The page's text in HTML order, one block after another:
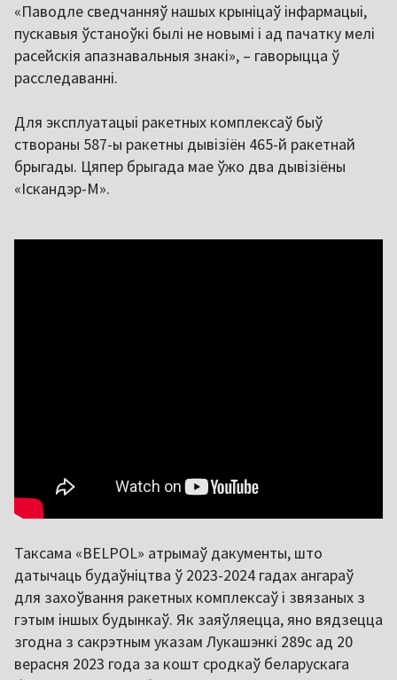
«Паводле сведчанняў нашых крыніцаў інфармацыі,
пускавыя ўстаноўкі былі не новымі і ад пачатку мелі
расейскія апазнавальныя знакі», – гаворыцца ў
расследаванні.
Для эксплуатацыі ракетных комплексаў быў
створаны 587-ы ракетны дывізіён 465-й ракетнай
брыгады. Цяпер брыгада мае ўжо два дывізіёны
«Іскандэр-М».
Таксама «BELPOL» атрымаў дакументы, што
датычаць будаўніцтва ў 2023-2024 гадах ангараў
для захоўвання ракетных комплексаў і звязаных з
гэтым іншых будынкаў. Як заяўляецца, яно вядзецца
згодна з сакрэтным указам Лукашэнкі 289с ад 20
верасня 2023 года за кошт сродкаў беларускага